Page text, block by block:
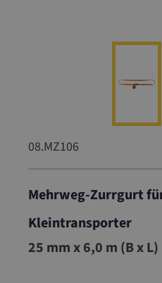
08.MZ106
Mehrweg-Zurrgurt
Kleintransporter
08.MZ106
25 mm x 6,0 m (B x L)